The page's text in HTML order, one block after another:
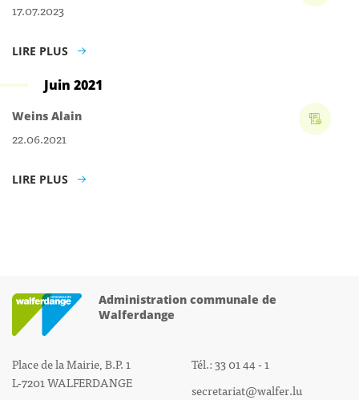
17.07.2023
LIRE PLUS
Juin 2021
Weins Alain
22.06.2021
LIRE PLUS
Administration communale de
Walferdange
Place de la Mairie, B.P. 1
L-7201 WALFERDANGE
Tél.: 33 01 44 - 1
secretariat@walfer.lu